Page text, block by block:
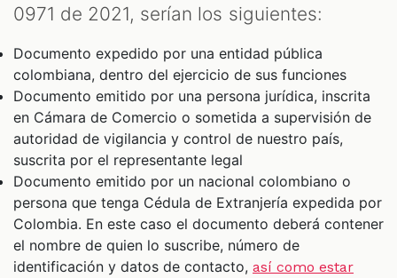
0971 de 2021, serían los siguientes:
Documento expedido por una entidad pública
colombiana, dentro del ejercicio de sus funciones
Documento emitido por una persona jurídica, inscrita
en Cámara de Comercio o sometida a supervisión de
autoridad de vigilancia y control de nuestro país,
suscrita por el representante legal
Documento emitido por un nacional colombiano o
persona que tenga Cédula de Extranjería expedida por
Colombia. En este caso el documento deberá contener
el nombre de quien lo suscribe, número de
identificación y datos de contacto, así como estar